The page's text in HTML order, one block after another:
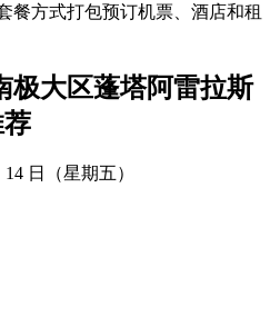
餐方式打包预订机票、酒店和租
极大区蓬塔阿雷拉斯
日（星期五）